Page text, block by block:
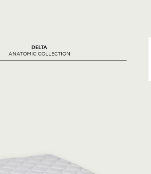
DELTA
ANATOMIC COLLECTION